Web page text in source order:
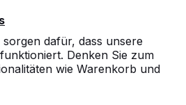
dafür, dass unsere
Denken Sie zum
wie Warenkorb und